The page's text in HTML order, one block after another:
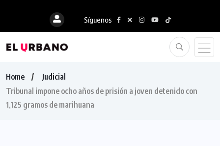
Síguenos
Home
Judicial
Tribunal impone ocho años de prisión a joven detenido con
1,125 gramos de marihuana